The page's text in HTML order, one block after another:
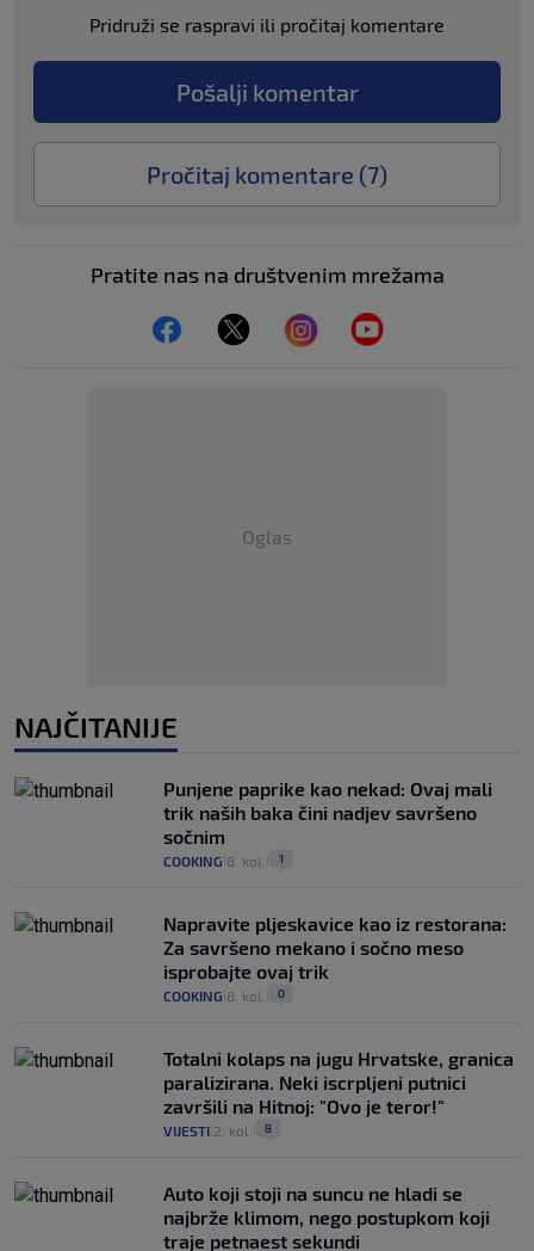
Pridruži se raspravi ili pročitaj komentare
Pošalji komentar
Pročitaj komentare (7)
Pratite nas na društvenim mrežama
Oglas
NAJČITANIJE
Punjene paprike kao nekad: Ovaj mali
trik naših baka čini nadjev savršeno
sočnim
COOKING 8. kol. 1
Napravite pljeskavice kao iz restorana:
Za savršeno mekano i sočno meso
isprobajte ovaj trik
COOKING 8. kol. 0
Totalni kolaps na jugu Hrvatske, granica
paralizirana. Neki iscrpljeni putnici
završili na Hitnoj: "Ovo je teror!"
VIJESTI 2. kol. 8
Auto koji stoji na suncu ne hladi se
najbrže klimom, nego postupkom koji
traje petnaest sekundi